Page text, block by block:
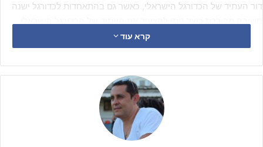
דור העתיד של הכדורגל הישראלי, כאשר גם בהתאחדות לכדורגל ישנה
קדימה ואת התוצאות ניתן כבר לראות – אם בהישגים של הנבחרות
הצעירות ואם בבמה שיותר ויותר שחקנים צעירים מקבלים בבוגרים.
איגוד השופטים
המרחק עוד גדול, גדול מאוד וחייבת להיעשות חשיבה
מחודשת ועבודה רצינית באיגוד השופטים, כדי לשדרג משמעותית את
ההתנהלות ורמת השיפוט במשחקי מחלקות הנוער.
קרא עוד